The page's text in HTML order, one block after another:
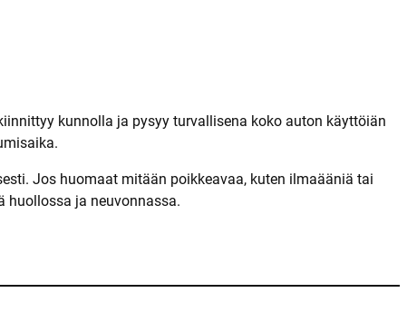
kunnolla ja pysyy turvallisena koko auton käyttöiän
Jos huomaat mitään poikkeavaa, kuten ilmaääniä tai
huollossa ja neuvonnassa.